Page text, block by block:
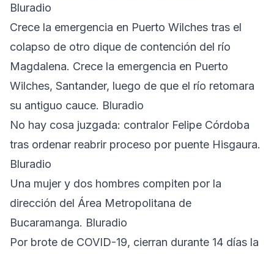
Bluradio
Crece la emergencia en Puerto Wilches tras el
colapso de otro dique de contención del río
Magdalena. Crece la emergencia en Puerto
Wilches, Santander, luego de que el río retomara
su antiguo cauce. Bluradio
No hay cosa juzgada: contralor Felipe Córdoba
tras ordenar reabrir proceso por puente Hisgaura.
Bluradio
Una mujer y dos hombres compiten por la
dirección del Área Metropolitana de
Bucaramanga. Bluradio
Por brote de COVID-19, cierran durante 14 días la